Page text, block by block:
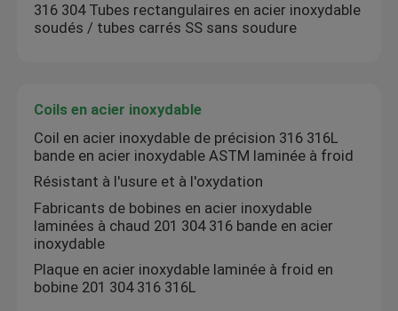
316 304 Tubes rectangulaires en acier inoxydable
soudés / tubes carrés SS sans soudure
Coils en acier inoxydable
Coil en acier inoxydable de précision 316 316L
bande en acier inoxydable ASTM laminée à froid
Résistant à l'usure et à l'oxydation
Fabricants de bobines en acier inoxydable
laminées à chaud 201 304 316 bande en acier
inoxydable
Plaque en acier inoxydable laminée à froid en
bobine 201 304 316 316L